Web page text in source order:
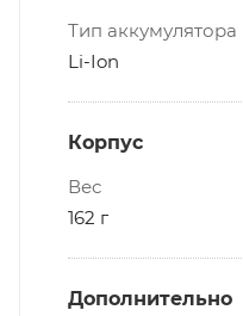
Тип аккумулятора
Li-Ion
Корпус
Вес
162 г
Дополнительно